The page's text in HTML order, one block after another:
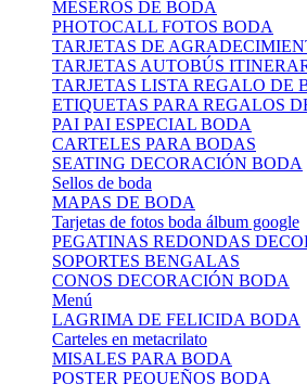
MESEROS DE BODA
PHOTOCALL FOTOS BODA
TARJETAS DE
TARJETAS AUTOBÚS
TARJETAS LISTA REGALO DE
ETIQUETAS PARA REGALOS
PAI PAI ESPECIAL BODA
CARTELES PARA BODAS
SEATING DECORACIÓN BODA
Sellos de boda
MAPAS DE BODA
Tarjetas de fotos boda álbum google
PEGATINAS REDONDAS
SOPORTES BENGALAS
CONOS DECORACIÓN BODA
Menú
LAGRIMA DE FELICIDA BODA
Carteles en metacrilato
MISALES PARA BODA
POSTER PEQUEÑOS BODA